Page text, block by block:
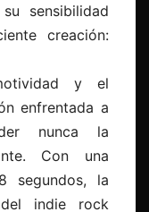
sensibilidad
creación:
y el
enfrentada a
nunca la
Con una
segundos, la
indie rock